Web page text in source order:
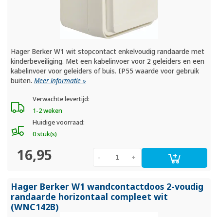
Hager Berker W1 wit stopcontact enkelvoudig randaarde met
kinderbeveiliging. Met een kabelinvoer voor 2 geleiders en een
kabelinvoer voor geleiders of buis. IP55 waarde voor gebruik
buiten.Meer informatie »
Verwachte levertijd:
1-2 weken
Huidige voorraad:
0 stuk(s)
16,95 +
-
Hager Berker W1 wandcontactdoos 2-voudig
randaarde horizontaal compleet wit
(WNC142B)